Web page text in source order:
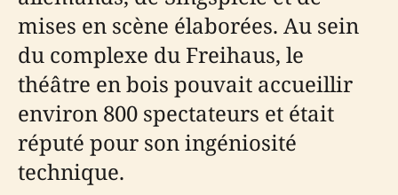
mises en scène élaborées. Au sein
du complexe du Freihaus, le
théâtre en bois pouvait accueillir
environ 800 spectateurs et était
réputé pour son ingéniosité
technique.